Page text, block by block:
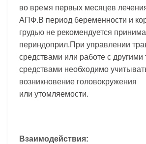
во время первых месяцев
АПФ.В период беременности и
грудью не рекомендуется
периндоприл.При управлении
средствами или работе с другими
средствами необходимо
возникновение головокружения
или утомляемости.
Взаимодействия: